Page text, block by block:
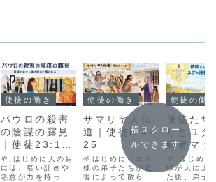
使徒の働き
パウロの殺害
の陰謀の露見
｜使徒23:12-
22
🌱 はじめに人の目
には、暗い計画や
悪意が力を持って
使徒の働き
サマリヤ人伝
道｜使徒8:4-
25
🌱はじめにイエス
様の弟子たちが迫
害によって散らさ
使徒の働
使徒たち
りとユダ
継者マッ
｜使徒1
26
🌱 はじめに
様が天に上
た後、弟子
横スクロー
ルできます